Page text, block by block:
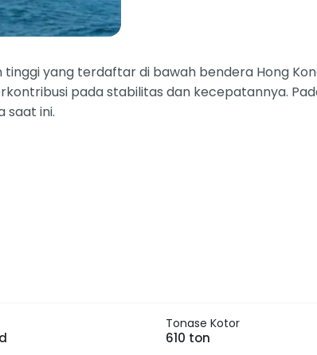
yang terdaftar di bawah bendera Hong
pada stabilitas dan kecepatannya.
saat ini.
Tonase Kotor
610 ton